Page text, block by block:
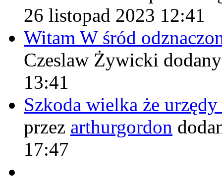
26 listopad 2023 12:41
Witam W śród
Czeslaw Żywicki
13:41
Szkoda wielka że
przez arthurgordon
17:47